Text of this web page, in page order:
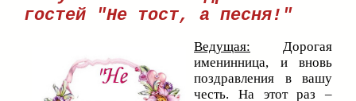
гостей
"Не тост, а песня!"
Ведущая: Дорогая
именинница, и вновь
поздравления в вашу
честь. На этот раз –